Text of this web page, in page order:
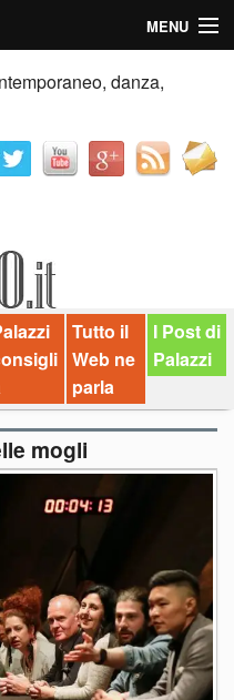
MENU
danza,
Tutto il
Web ne
parla
I Post di
Palazzi
mogli